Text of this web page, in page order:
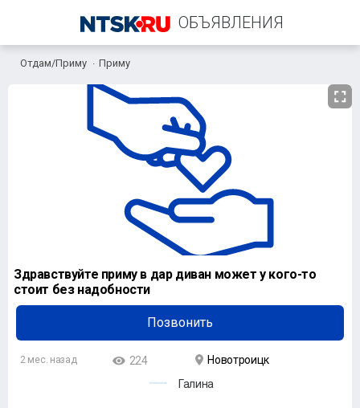
ОБЪЯВЛЕНИЯ
+7 (905) 880-02-17
Отдам/Приму Приму
Здравствуйте приму в дар диван может у кого-то
стоит без надобности
Позвонить
2 мес. назад 224
Новотроицк
Галина